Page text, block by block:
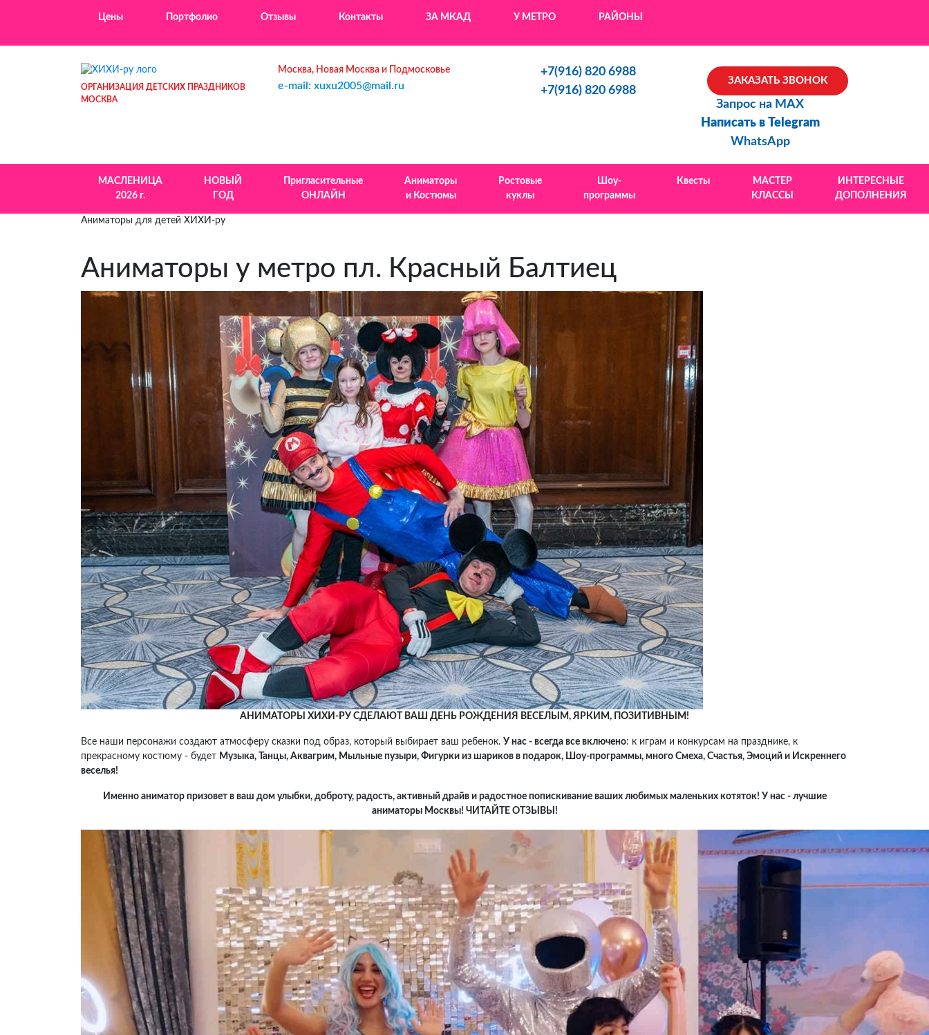
Цены Портфолио Отзывы Контакты ЗА МКАД У МЕТРО РАЙОНЫ
ОРГАНИЗАЦИЯ ДЕТСКИХ ПРАЗДНИКОВ
МОСКВА
Москва, Новая Москва и Подмосковье
e-mail: xuxu2005@mail.ru
+7(916) 820 6988
+7(916) 820 6988
ЗАКАЗАТЬ ЗВОНОК
Запрос на MAX
Написать в Telegram
WhatsApp
МАСЛЕНИЦА
2026 г.
НОВЫЙ
ГОД
Пригласительные
ОНЛАЙН
Аниматоры
и Костюмы
Ростовые
куклы
Шоу-
программы
Квесты
МАСТЕР
КЛАССЫ
ИНТЕРЕСНЫЕ
ДОПОЛНЕНИЯ
Аниматоры для детей ХИХИ-ру
Аниматоры у метро пл. Красный Балтиец
АНИМАТОРЫ ХИХИ-РУ СДЕЛАЮТ ВАШ ДЕНЬ РОЖДЕНИЯ ВЕСЕЛЫМ, ЯРКИМ, ПОЗИТИВНЫМ!
Все наши персонажи создают атмосферу сказки под образ, который выбирает ваш ребенок. У нас - всегда все включено: к играм и конкурсам на празднике, к
прекрасному костюму - будет Музыка, Танцы, Аквагрим, Мыльные пузыри, Фигурки из шариков в подарок, Шоу-программы, много Смеха, Счастья, Эмоций и Искреннего
веселья!
Именно аниматор призовет в ваш дом улыбки, доброту, радость, активный драйв и радостное попискивание ваших любимых маленьких котяток! У нас - лучшие
аниматоры Москвы! ЧИТАЙТЕ ОТЗЫВЫ!